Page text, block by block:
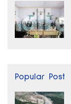
Popular Post